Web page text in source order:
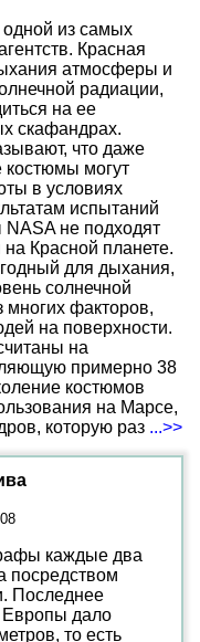
из самых
Красная
атмосферы и
радиации,
на ее
скафандрах.
что даже
могут
в условиях
испытаний
не подходят
Красной планете.
для дыхания,
солнечной
факторов,
на поверхности.
на
примерно 38
костюмов
на Марсе,
которую раз ...>>
каждые два
посредством
Последнее
Европы дало
то есть